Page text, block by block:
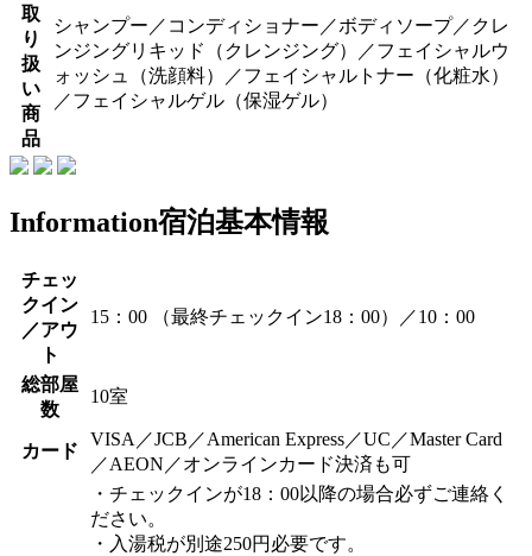
取
り
扱
い
商
品
シャンプー／コンディショナー／ボディソープ／クレ
ンジングリキッド（クレンジング）／フェイシャルウ
ォッシュ（洗顔料）／フェイシャルトナー（化粧水）
／フェイシャルゲル（保湿ゲル）
Information宿泊基本情報
チェッ
クイン
／アウ
ト
15：00 （最終チェックイン18：00）／10：00
総部屋
数
10室
カード
VISA／JCB／American Express／UC／Master Card
／AEON／オンラインカード決済も可
・チェックインが18：00以降の場合必ずご連絡く
ださい。
・入湯税が別途250円必要です。